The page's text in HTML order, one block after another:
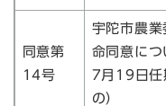
同意第
14号
宇陀市農
命同意に
7月19日任
の）